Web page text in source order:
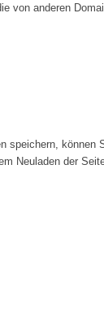
von anderen
speichern, können
Neuladen der